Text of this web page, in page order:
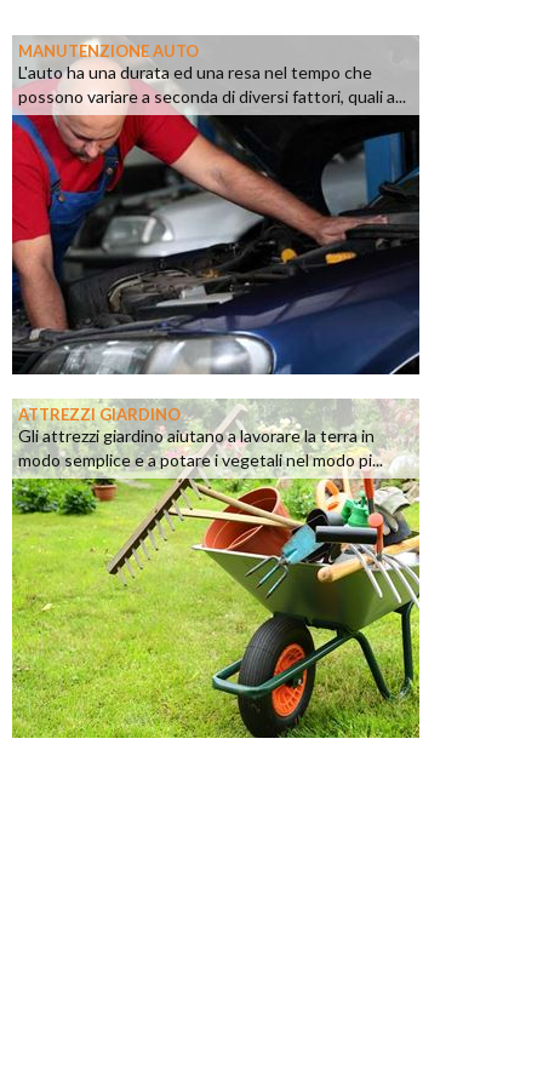
MANUTENZIONE AUTO
L'auto ha una durata ed una resa nel tempo che
possono variare a seconda di diversi fattori, quali a...
ATTREZZI GIARDINO
Gli attrezzi giardino aiutano a lavorare la terra in
modo semplice e a potare i vegetali nel modo pi...